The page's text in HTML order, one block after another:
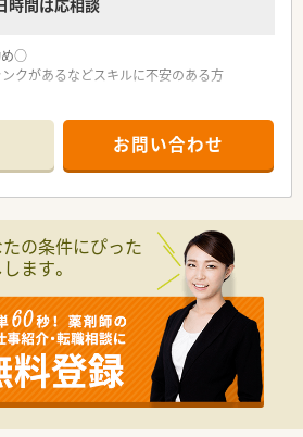
自社開発を積極的に進めることで安定した
育休も取得、女性が長く働き続けられる企
。
り、地域密着型の展開をしているので患者様
1人に向き合った医療の提供が可能です。
ノビノビと成長する環境を意識している為、
多く、働きやすい社風が影響しており、医療
材定着率97％と非常に高いです。
時間は応相談
め○
ンクがあるなどスキルに不安のある方
お問い合わせ
の条件にぴった
ます。